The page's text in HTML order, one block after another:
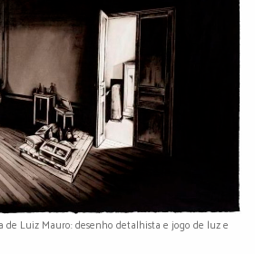
Luiz Mauro: desenho detalhista e jogo de luz e